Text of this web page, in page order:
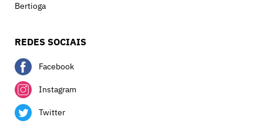
Bertioga
REDES SOCIAIS
Facebook
Instagram
Twitter